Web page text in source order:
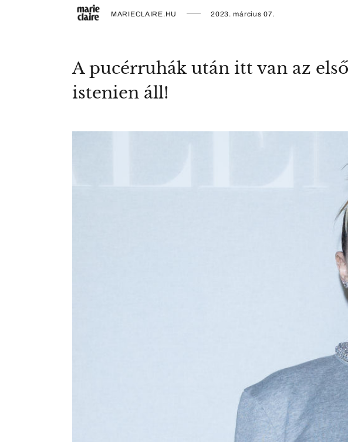
MARIECLAIRE.HU 2023. március 07.
A pucérruhák után itt van az
istenien áll!